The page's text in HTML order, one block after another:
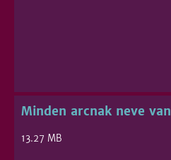
Minden arcnak neve van
13.27 MB